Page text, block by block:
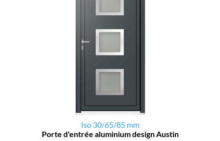
Iso 30/65/85 mm
Porte d'entrée aluminium design Austin